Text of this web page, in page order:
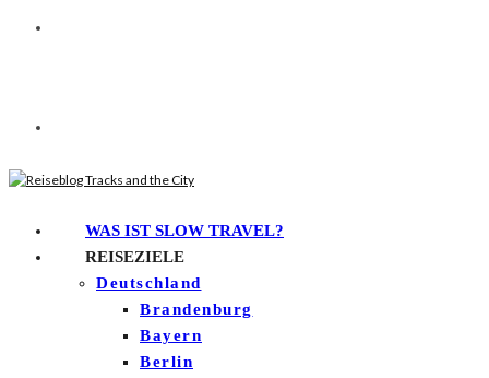
WAS IST SLOW TRAVEL?
REISEZIELE
Deutschland
Brandenburg
Bayern
Berlin